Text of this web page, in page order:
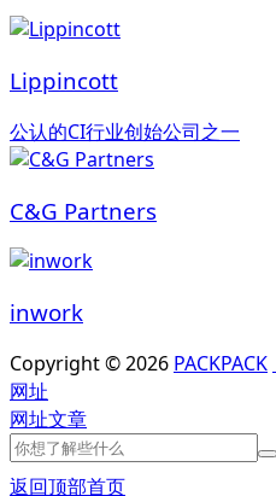
Lippincott
公认的CI行业创始公司之一
C&G Partners
inwork
Copyright © 2026 PACKPACK
网址
网址文章
返回顶部首页